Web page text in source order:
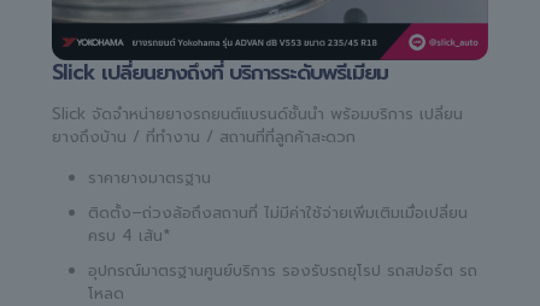
Slick เปลี่ยนยางถึงที่ บริการระดับพรีเมียม
Slick จัดจำหน่ายยางรถยนต์แบรนด์ชั้นนำ พร้อมบริการ เปลี่ยน
ยางถึงบ้าน / ที่ทำงาน / สถานที่ที่ลูกค้าสะดวก
ราคายางมาตรฐาน
ติดตั้ง–ถ่วงล้อถึงสถานที่ ไม่มีค่าใช้จ่ายเพิ่มเติมเมื่อเปลี่ยน
ครบ 4 เส้น*
อุปกรณ์มาตรฐานศูนย์บริการ รองรับรถยุโรป รถสปอร์ต รถ
โหลด